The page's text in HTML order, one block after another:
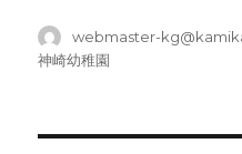
投
稿
webmaster-
神崎幼稚園